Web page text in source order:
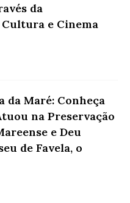
da
e Cinema
da Maré: Conheça
na Preservação
e Deu
de Favela, o